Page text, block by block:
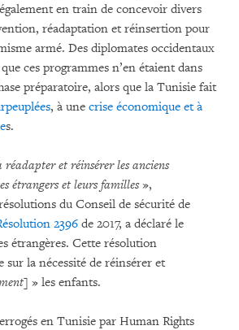
en train de concevoir divers
réadaptation et réinsertion pour
armé. Des diplomates occidentaux
ces programmes n’en étaient dans
préparatoire, alors que la Tunisie fait
, à une crise économique et à
s.
et réinsérer les anciens
étrangers et leurs familles»,
du Conseil de sécurité de
2396 de 2017, a déclaré le
étrangères. Cette résolution
la nécessité de réinsérer et
» les enfants.
en Tunisie par Human Rights